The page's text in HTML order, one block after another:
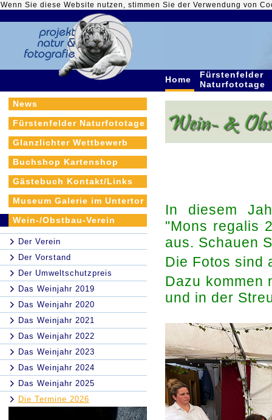
Wenn Sie diese Website nutzen, stimmen Sie der Verwendung von
Home
Fürstenfelder
Naturfototage
News
Fürstenfelder Naturfototage
Glanzlichter Wettbewerb
Buchshop Kartenshop
Gästebuch Kontakt/Links
Museum Galerie im Untertor
Wein-/Obstbau-Verein
Der Verein
Der Vorstand
Der Umweltschutzpreis
Das Weinjahr 2019
Das Weinjahr 2020
Das Weinjahr 2021
Das Weinjahr 2022
Das Weinjahr 2023
Das Weinjahr 2024
Das Weinjahr 2025
Die Termine 2026
In diesem
"Mons regalis
aus. Schauen
Die Fotos sind
Dazu kommen
und in der